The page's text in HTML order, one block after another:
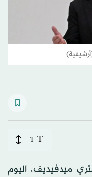
T
T
ميدفيديف، اليوم